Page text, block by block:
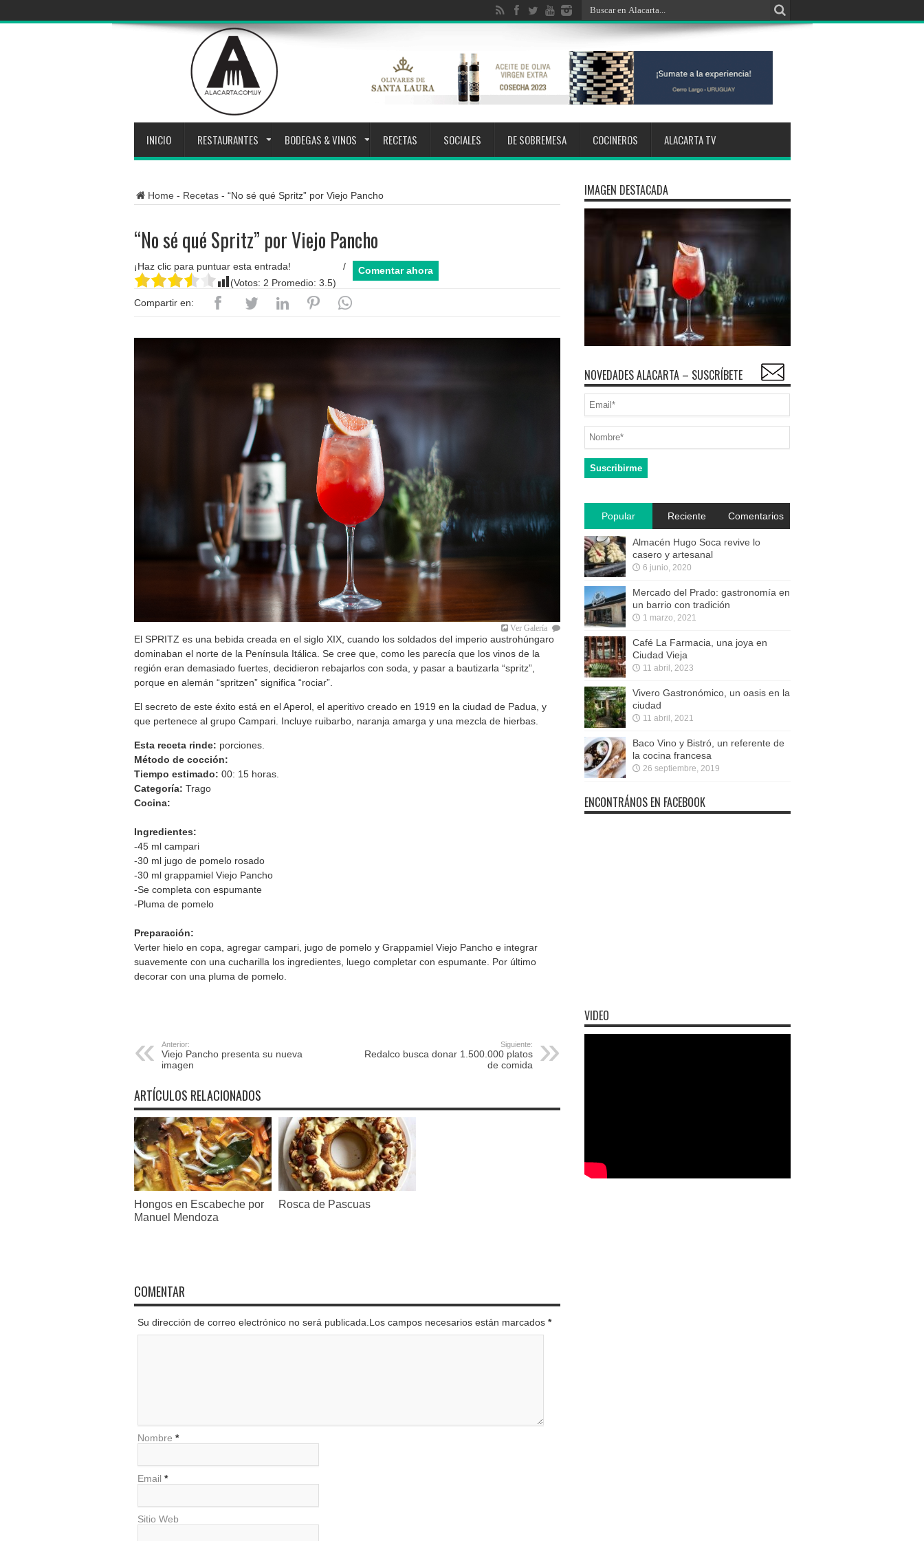
INICIO RESTAURANTES BODEGAS & VINOS RECETAS SOCIALES DE SOBREMESA COCINEROS ALACARTA TV
Home - Recetas- “No sé qué Spritz” por Viejo Pancho
“No sé qué Spritz” por Viejo Pancho
¡Haz clic para puntuar esta entrada!
(Votos: 2 Promedio: 3.5)
/ Comentar ahora
Compartir en:
Ver Galería
El SPRITZ es una bebida creada en el siglo XIX, cuando los soldados del imperio austrohúngaro
dominaban el norte de la Península Itálica. Se cree que, como les parecía que los vinos de la
región eran demasiado fuertes, decidieron rebajarlos con soda, y pasar a bautizarla “spritz”,
porque en alemán “spritzen” significa “rociar”.
El secreto de este éxito está en el Aperol, el aperitivo creado en 1919 en la ciudad de Padua, y
que pertenece al grupo Campari. Incluye ruibarbo, naranja amarga y una mezcla de hierbas.
Esta receta rinde: porciones.
Método de cocción:
Tiempo estimado: 00: 15 horas.
Categoría: Trago
Cocina:
Ingredientes:
-45 ml campari
-30 ml jugo de pomelo rosado
-30 ml grappamiel Viejo Pancho
-Se completa con espumante
-Pluma de pomelo
Preparación:
Verter hielo en copa, agregar campari, jugo de pomelo y Grappamiel Viejo Pancho e integrar
suavemente con una cucharilla los ingredientes, luego completar con espumante. Por último
decorar con una pluma de pomelo.
Anterior:
Viejo Pancho presenta su nueva
imagen
Siguiente:
Redalco busca donar 1.500.000 platos
de comida
ARTÍCULOS RELACIONADOS
Hongos en Escabeche por
Manuel Mendoza
Rosca de Pascuas
COMENTAR
Su dirección de correo electrónico no será publicada.Los campos necesarios están marcados *
Nombre *
Email *
Sitio Web
IMAGEN DESTACADA
NOVEDADES ALACARTA – SUSCRÍBETE
Popular Reciente Comentarios
Almacén Hugo Soca revive lo
casero y artesanal
6 junio, 2020
Mercado del Prado: gastronomía en
un barrio con tradición
1 marzo, 2021
Café La Farmacia, una joya en
Ciudad Vieja
11 abril, 2023
Vivero Gastronómico, un oasis en la
ciudad
11 abril, 2021
Baco Vino y Bistró, un referente de
la cocina francesa
26 septiembre, 2019
ENCONTRÁNOS EN FACEBOOK
VIDEO